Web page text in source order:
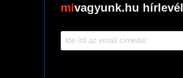
vagyunk.hu hírlevél